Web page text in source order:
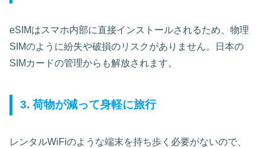
eSIMはスマホ内部に直接インストールされるため、物理
SIMのように紛失や破損のリスクがありません。日本の
SIMカードの管理からも解放されます。
3. 荷物が減って身軽に旅行
レンタルWiFiのような端末を持ち歩く必要がないので、